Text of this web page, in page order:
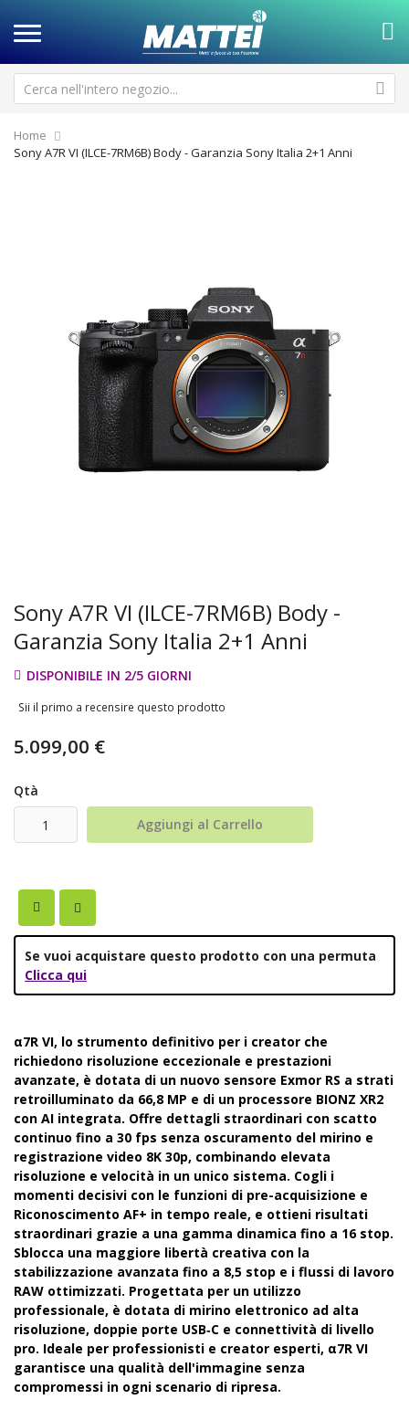
Home
Sony A7R VI (ILCE-7RM6B) Body - Garanzia Sony Italia 2+1 Anni
Sony A7R VI (ILCE-7RM6B) Body -
Garanzia Sony Italia 2+1 Anni
DISPONIBILE IN 2/5 GIORNI
Sii il primo a recensire questo prodotto
5.099,00 €
Qtà
Aggiungi al Carrello
Se vuoi acquistare questo prodotto con una permuta
Clicca qui
α7R VI, lo strumento definitivo per i creator che
richiedono risoluzione eccezionale e prestazioni
avanzate, è dotata di un nuovo sensore Exmor RS a strati
retroilluminato da 66,8 MP e di un processore BIONZ XR2
con AI integrata. Offre dettagli straordinari con scatto
continuo fino a 30 fps senza oscuramento del mirino e
registrazione video 8K 30p, combinando elevata
risoluzione e velocità in un unico sistema. Cogli i
momenti decisivi con le funzioni di pre-acquisizione e
Riconoscimento AF+ in tempo reale, e ottieni risultati
straordinari grazie a una gamma dinamica fino a 16 stop.
Sblocca una maggiore libertà creativa con la
stabilizzazione avanzata fino a 8,5 stop e i flussi di lavoro
RAW ottimizzati. Progettata per un utilizzo
professionale, è dotata di mirino elettronico ad alta
risoluzione, doppie porte USB‑C e connettività di livello
pro. Ideale per professionisti e creator esperti, α7R VI
garantisce una qualità dell'immagine senza
compromessi in ogni scenario di ripresa.